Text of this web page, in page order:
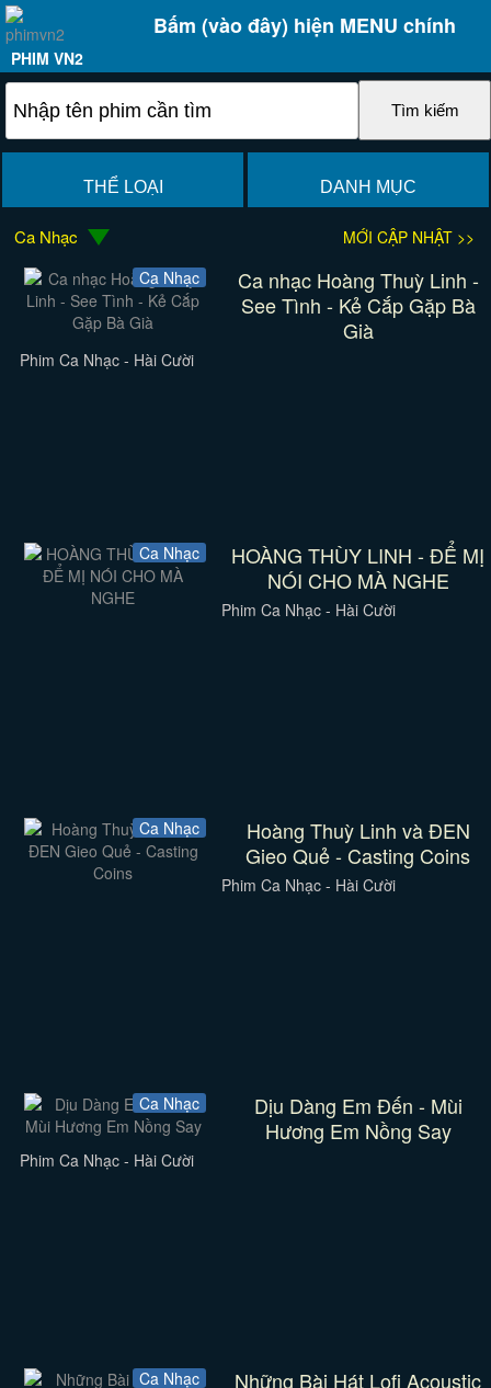
Bấm (vào đây) hiện MENU chính
PHIM VN2
THỂ LOẠI DANH MỤC
Ca Nhạc
MỚI CẬP NHẬT >>
Ca Nhạc
Ca nhạc Hoàng Thuỳ Linh -
See Tình - Kẻ Cắp Gặp Bà
Già
Phim Ca Nhạc - Hài Cười
Ca Nhạc
HOÀNG THÙY LINH - ĐỂ MỊ
NÓI CHO MÀ NGHE
Phim Ca Nhạc - Hài Cười
Ca Nhạc
Hoàng Thuỳ Linh và ĐEN
Gieo Quẻ - Casting Coins
Phim Ca Nhạc - Hài Cười
Ca Nhạc
Dịu Dàng Em Đến - Mùi
Hương Em Nồng Say
Phim Ca Nhạc - Hài Cười
Ca Nhạc
Những Bài Hát Lofi Acoustic